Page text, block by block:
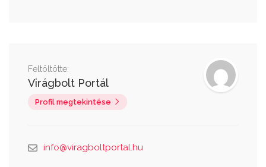
Feltöltötte:
Virágbolt Portál
Profil megtekintése
info@viragboltportal.hu